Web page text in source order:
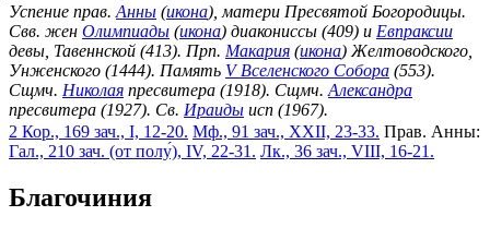
Успение прав. Анны (икона), матери Пресвятой Богородицы.
Свв. жен Олимпиады (икона) диакониссы (409) и Евпраксии
девы, Тавеннской (413). Прп. Макария (икона) Желтоводского,
Унженского (1444). Память V Вселенского Собора (553).
Сщмч. Николая пресвитера (1918). Сщмч. Александра
пресвитера (1927). Св. Ираиды исп (1967).
2 Кор., 169 зач., I, 12-20. Мф., 91 зач., XXII, 23-33. Прав. Анны:
Гал., 210 зач. (от полу́), IV, 22-31. Лк., 36 зач., VIII, 16-21.
Благочиния